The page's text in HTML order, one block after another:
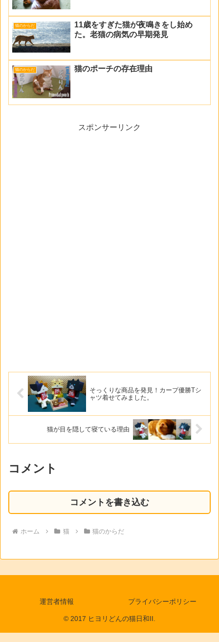
猫のからだ
11歳をすぎた猫が夜鳴きをし始め
た。老猫の病気の早期発見
猫のからだ 猫のポーチの存在理由
スポンサーリンク
そっくりな商品を発見！カープ優勝Tシ
ャツ着せてみました。
猫が目を隠して寝ている理由
コメント
コメントを書き込む
ホーム 猫 猫のからだ
運営者情報 プライバシーポリシー
© 2017 ヒヨリどんの猫日和II.